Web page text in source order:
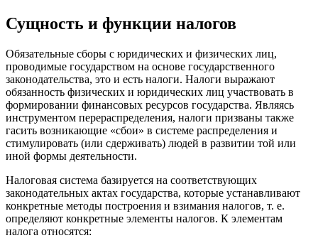
Сущность и функции налогов
Обязательные сборы с юридических и физических лиц,
проводимые государством на основе государственного
законодательства, это и есть налоги. Налоги выражают
обязанность физических и юридических лиц участвовать в
формировании финансовых ресурсов государства. Являясь
инструментом перераспределения, налоги призваны также
гасить возникающие «сбои» в системе распределения и
стимулировать (или сдерживать) людей в развитии той или
иной формы деятельности.
Налоговая система базируется на соответствующих
законодательных актах государства, которые устанавливают
конкретные методы построения и взимания налогов, т. е.
определяют конкретные элементы налогов. К элементам
налога относятся: